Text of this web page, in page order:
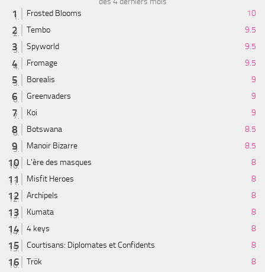
Frosted Blooms
10
Tembo
9.5
Spyworld
9.5
Fromage
9.5
Borealis
9
Greenvaders
9
Koi
9
Botswana
8.5
Manoir Bizarre
8.5
L'ère des masques
8
Misfit Heroes
8
Archipels
8
Kumata
8
4 keys
8
Courtisans: Diplomates et Confidents
8
Trök
8